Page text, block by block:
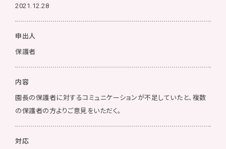
2021.12.28
申出人
保護者
内容
園長の保護者に対するコミュニケーションが不足していたと、複数
の保護者の方よりご意見をいただく。
対応